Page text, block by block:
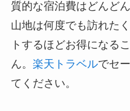
質的な宿泊費はどんど
山地は何度でも訪れた
トするほどお得になる
ん。 楽天トラベルでセ
てください。